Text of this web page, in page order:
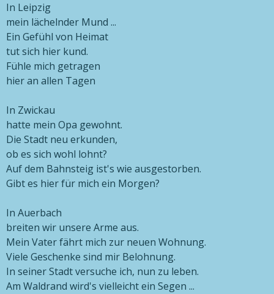
In Leipzig
mein lächelnder Mund ...
Ein Gefühl von Heimat
tut sich hier kund.
Fühle mich getragen
hier an allen Tagen
In Zwickau
hatte mein Opa gewohnt.
Die Stadt neu erkunden,
ob es sich wohl lohnt?
Auf dem Bahnsteig ist's wie ausgestorben.
Gibt es hier für mich ein Morgen?
In Auerbach
breiten wir unsere Arme aus.
Mein Vater fährt mich zur neuen Wohnung.
Viele Geschenke sind mir Belohnung.
In seiner Stadt versuche ich, nun zu leben.
Am Waldrand wird's vielleicht ein Segen ...